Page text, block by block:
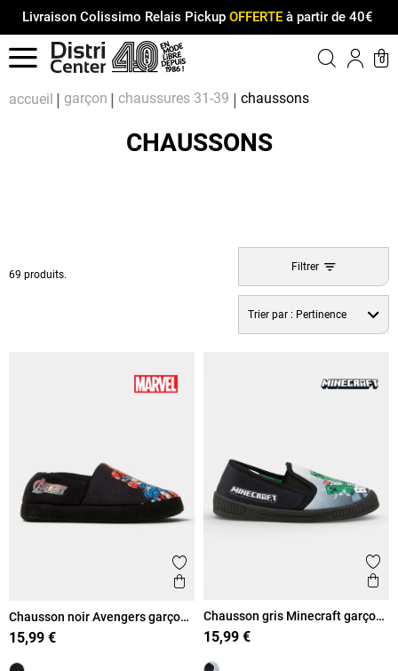
Livraison Colissimo Relais Pickup OFFERTEà partir de 40€
Menu
0
accueil garçon chaussures 31-39 chaussons
CHAUSSONS
69 produits.
Filtrer
Trier par : Pertinence
Ajouter aux favoris
Aperçu rapide
Chausson noir Avengers garçon
31-36)
15,99 €
Chausson gris Minecraft garçon
31-35)
15,99 €